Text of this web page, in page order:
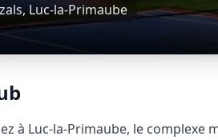
, Luc-la-Primaube
à Luc-la-Primaube, le